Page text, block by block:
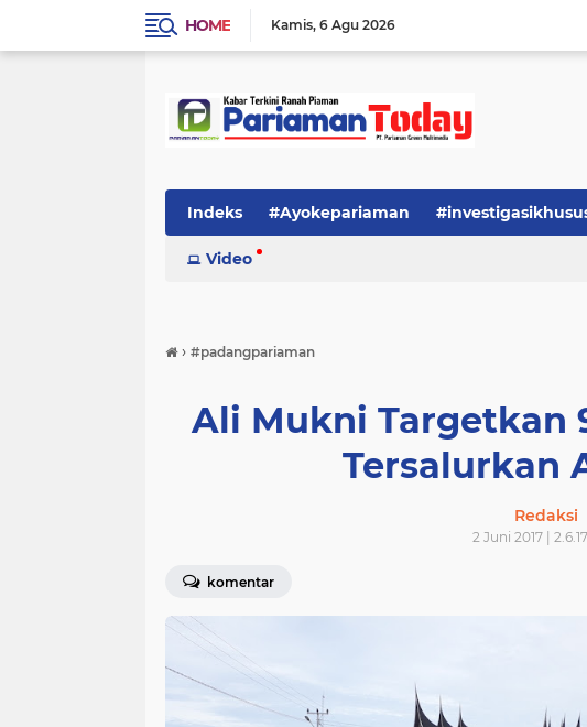
HOME Kamis 6 Agu 2026
Indeks #Ayokepariaman
Video
› #padangpariaman
Ali Mukni Targetkan
Tersalurkan
Redaksi
2 Juni 2017 |
komentar